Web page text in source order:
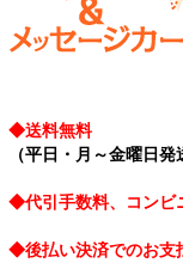
◆送料無料
（平日・月～金曜日
◆代引手数料、コンビ
◆後払い決済でのお支